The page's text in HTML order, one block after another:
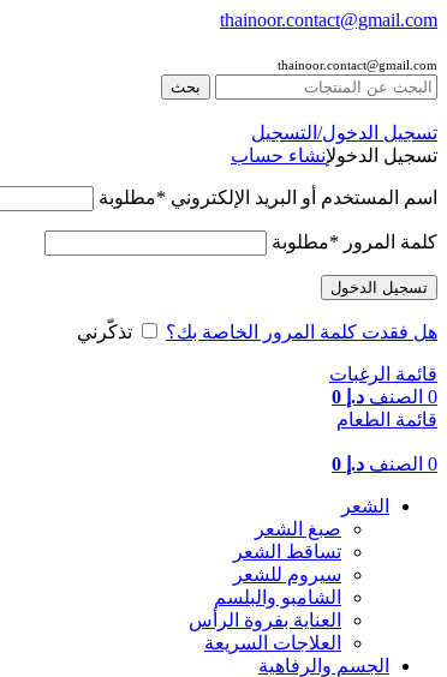
thainoor.contact@gmail.com
thainoor.contact@gmail.com
بحث
تسجيل الدخول/التسجيل
تسجيل الدخولإنشاء حساب
اسم المستخدم أو البريد الإلكتروني *مطلوبة
كلمة المرور *مطلوبة
تسجيل الدخول
هل فقدت كلمة المرور الخاصة بك؟ تذكّرني
قائمة الرغبات
0 الصنف د.إ
قائمة الطعام
0 الصنف د.إ
الشعر
صبغ الشعر
تساقط الشعر
سيروم للشعر
الشامبو والبلسم
العناية بفروة الرأس
العلاجات السريعة
الجسم والرفاهية